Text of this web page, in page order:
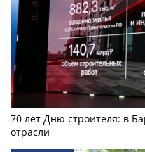
70 лет Дню строителя: в
отрасли